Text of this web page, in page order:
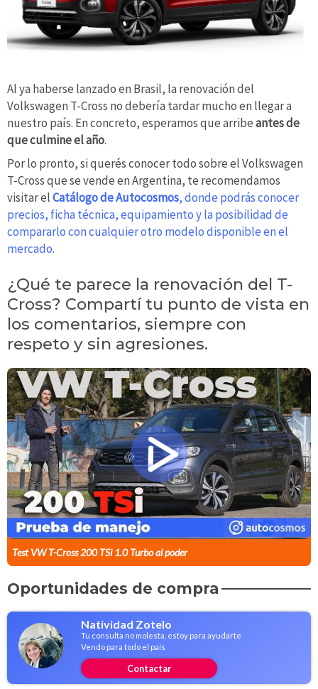
Al ya haberse lanzado en Brasil, la renovación del
Volkswagen T-Cross no debería tardar mucho en llegar a
nuestro país. En concreto, esperamos que arribeantes de
que culmine el año.
Por lo pronto, si querés conocer todo sobre el Volkswagen
T-Cross que se vende en Argentina, te recomendamos
visitar elCatálogo de Autocosmos, donde podrás conocer
precios, ficha técnica, equipamiento y la posibilidad de
compararlo con cualquier otro modelo disponible en el
mercado.
¿Qué te parece la renovación del T-
Cross? Compartí tu punto de vista en
los comentarios, siempre con
respeto y sin agresiones.
Test VW T-Cross 200 TSi 1.0 Turbo al poder
Oportunidades de compra
Natividad Zotelo
Tu consulta no molesta, estoy para ayudarte
Vendo para todo el país
Contactar